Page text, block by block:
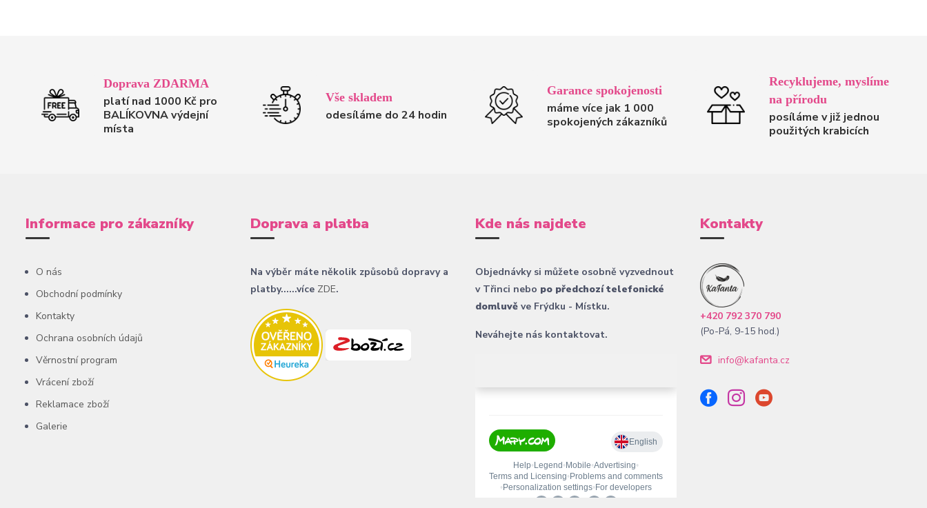
Doprava ZDARMA
platí nad 1000 Kč pro
BALÍKOVNA výdejní
místa
Vše skladem
odesíláme do 24 hodin
Garance spokojenosti
máme více jak 1 000
spokojených zákazníků
Recyklujeme, myslíme
na přírodu
posíláme v již jednou
použitých krabicích
Informace pro zákazníky
O nás
Obchodní podmínky
Kontakty
Ochrana osobních údajů
Věrnostní program
Vrácení zboží
Reklamace zboží
Galerie
Doprava a platba
Na výběr máte několik způsobů dopravy a
platby......více ZDE.
Kde nás najdete
Objednávky si můžete osobně vyzvednout
v Třinci nebo po předchozí telefonické
domluvě ve Frýdku - Místku.
Neváhejte nás kontaktovat.
Kontakty
+420 792 370 790
(Po-Pá, 9-15 hod.)
info@kafanta.cz